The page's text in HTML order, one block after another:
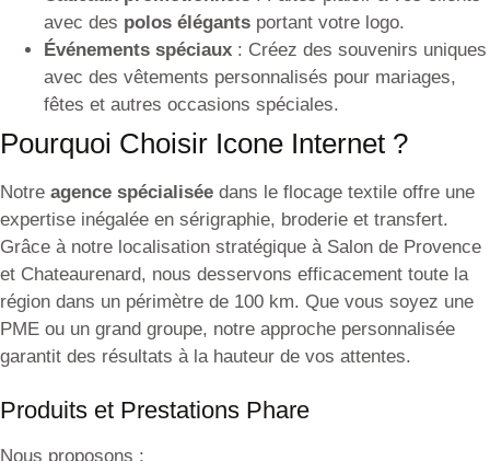
avec des polos élégants portant votre logo.
Événements spéciaux : Créez des souvenirs uniques
avec des vêtements personnalisés pour mariages,
fêtes et autres occasions spéciales.
Pourquoi Choisir Icone Internet ?
Notre agence spécialisée dans le flocage textile offre une
expertise inégalée en sérigraphie, broderie et transfert.
Grâce à notre localisation stratégique à Salon de Provence
et Chateaurenard, nous desservons efficacement toute la
région dans un périmètre de 100 km. Que vous soyez une
PME ou un grand groupe, notre approche personnalisée
garantit des résultats à la hauteur de vos attentes.
Produits et Prestations Phare
Nous proposons :